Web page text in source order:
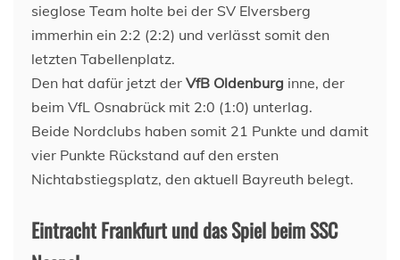
sieglose Team holte bei der SV Elversberg
immerhin ein 2:2 (2:2) und verlässt somit den
letzten Tabellenplatz.
Den hat dafür jetzt der VfB Oldenburg inne, der
beim VfL Osnabrück mit 2:0 (1:0) unterlag.
Beide Nordclubs haben somit 21 Punkte und damit
vier Punkte Rückstand auf den ersten
Nichtabstiegsplatz, den aktuell Bayreuth belegt.
Eintracht Frankfurt und das Spiel beim SSC